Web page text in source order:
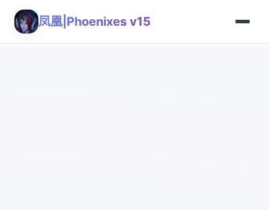
凤凰|Phoenixes v15